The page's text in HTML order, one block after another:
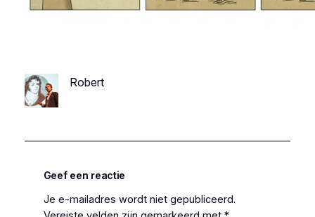
Robert
Geef een reactie
Je e-mailadres wordt niet gepubliceerd.